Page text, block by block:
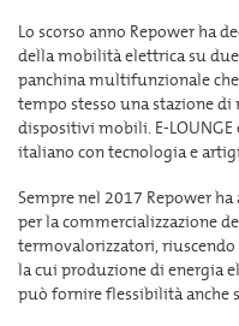
Lo scorso anno Repower ha
della mobilità elettrica su
panchina multifunzionale
tempo stesso una stazione
dispositivi mobili. E-
italiano con tecnologia e
Sempre nel 2017 Repower
per la commercializzazione
termovalorizzatori,
la cui produzione di energia
può fornire flessibilità anche